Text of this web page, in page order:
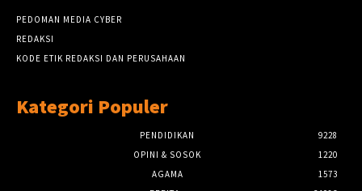
PEDOMAN MEDIA CYBER
REDAKSI
KODE ETIK REDAKSI DAN PERUSAHAAN
Kategori Populer
PENDIDIKAN
9228
OPINI & SOSOK
1220
AGAMA
1573